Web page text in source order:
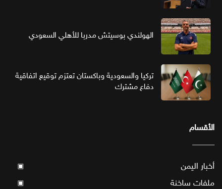
الهولندي بوسيتش مدربا للأهلي السعودي
تركيا والسعودية وباكستان تعتزم توقيع اتفاقية
دفاع مشترك
الأقسام
أخبار اليمن ▣
ملفات ساخنة ▣